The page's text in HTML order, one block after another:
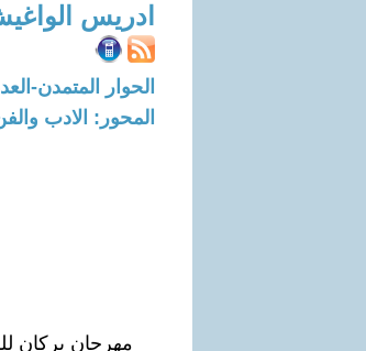
ادريس
الحوار المتمدن-العدد: 8349 - 2025 / 5 / 21 -
المحور: الادب
مهرجان بركان